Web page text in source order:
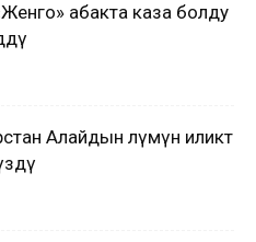
абакта каза болду
Алайдын өлүмүн иликтөө